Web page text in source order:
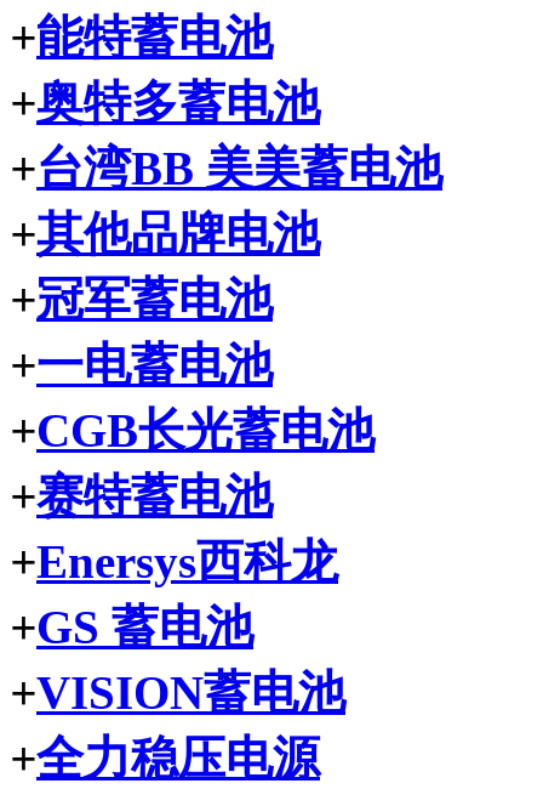
+能特蓄电池
+奥特多蓄电池
+台湾BB 美美蓄电池
+其他品牌电池
+冠军蓄电池
+一电蓄电池
+CGB长光蓄电池
+赛特蓄电池
+Enersys西科龙
+GS 蓄电池
+VISION蓄电池
+全力稳压电源